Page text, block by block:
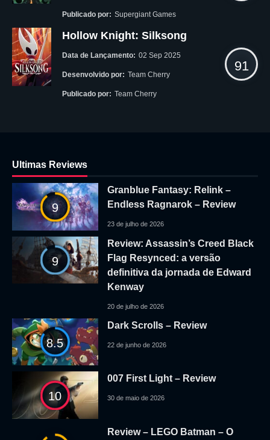
Publicado por: Supergiant Games
Hollow Knight: Silksong
Data de Lançamento: 02 Sep 2025
Desenvolvido por: Team Cherry
Publicado por: Team Cherry
91
Ultimas Reviews
9
Granblue Fantasy: Relink –
Endless Ragnarok – Review
23 de julho de 2026
9
Review: Assassin’s Creed Black
Flag Resynced: a versão
definitiva da jornada de Edward
Kenway
20 de julho de 2026
8.5
Dark Scrolls – Review
22 de junho de 2026
10
007 First Light – Review
30 de maio de 2026
Review – LEGO Batman – O